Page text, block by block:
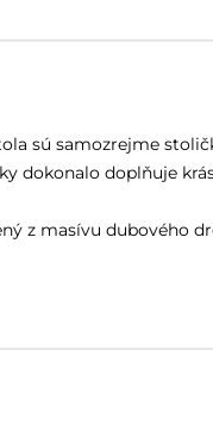
sú samozrejme
dokonalo doplňuje
z masívu dubového